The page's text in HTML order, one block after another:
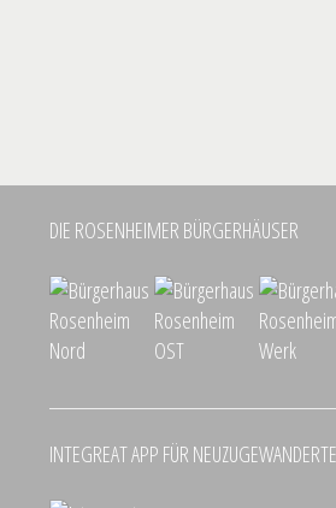
DIE ROSENHEIMER BÜRGERHÄUSER
INTEGREAT APP FÜR NEUZUGEWANDERTE